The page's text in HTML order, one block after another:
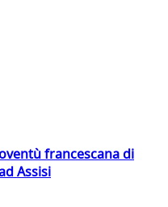
francescana di
Assisi